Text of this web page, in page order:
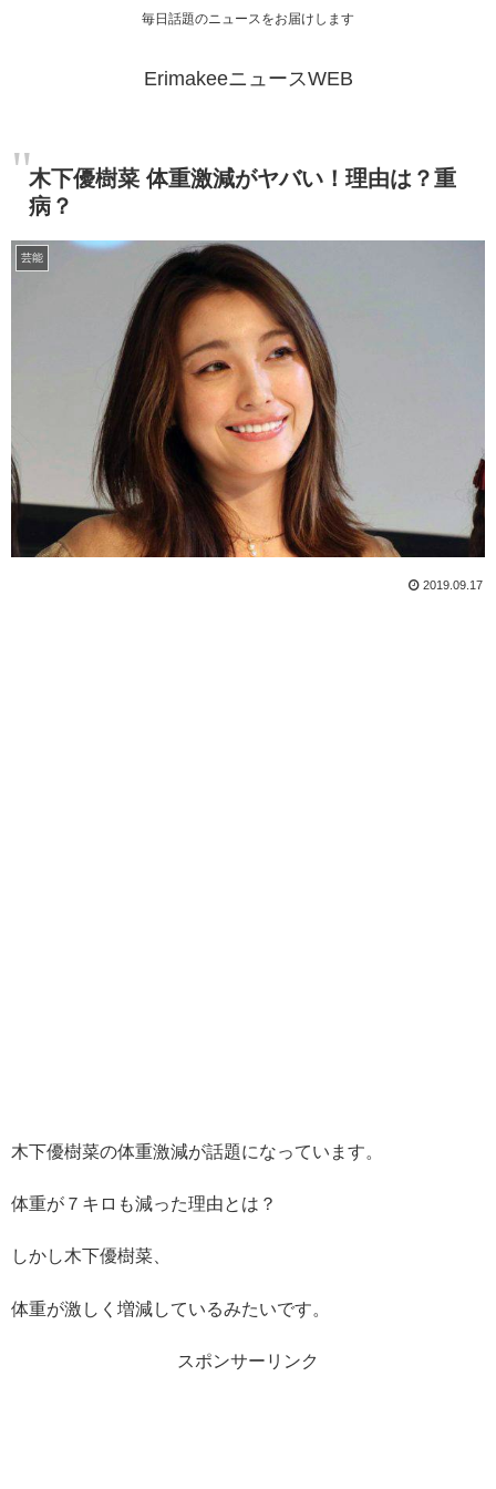
毎日話題のニュースをお届けします
ErimakeeニュースWEB
木下優樹菜 体重激減がヤバい！理由は？重
病？
芸能
2019.09.17
木下優樹菜の体重激減が話題になっています。
体重が７キロも減った理由とは？
しかし木下優樹菜、
体重が激しく増減しているみたいです。
スポンサーリンク